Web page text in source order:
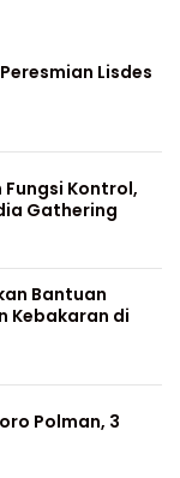
Lisdes
Kontrol,
Gathering
Bantuan
Kebakaran di
Polman, 3